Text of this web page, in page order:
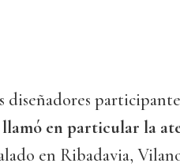
diseñadores
en particular la
en Ribadavia,